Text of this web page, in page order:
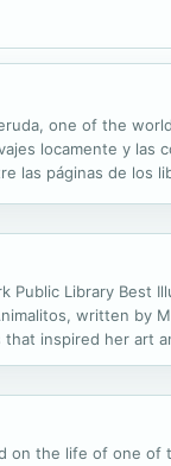
one of the
locamente y las
las páginas de los
Library Best
written by
inspired her art
playfully...
on the life of one